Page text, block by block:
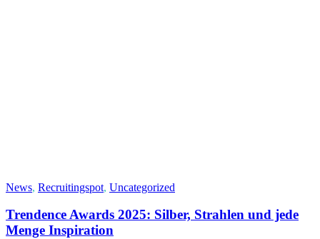
News, Recruitingspot, Uncategorized
Trendence Awards 2025: Silber, Strahlen und jede
Menge Inspiration